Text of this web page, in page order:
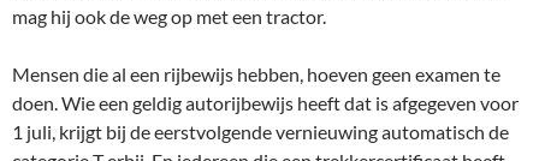
mag hij ook de weg op met een tractor.
Mensen die al een rijbewijs hebben, hoeven geen examen te
doen. Wie een geldig autorijbewijs heeft dat is afgegeven voor
1 juli, krijgt bij de eerstvolgende vernieuwing automatisch de